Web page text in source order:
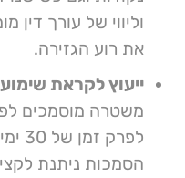
מהירות מופרזת–
לאכוף אותה ולכן
גבוהה יתר על
מקרים של ליקויים
המהירות, ולכן עורך
עונש חמור.
וליווי של עורך דין
את רוע הגזירה.
ייעוץ לקראת
משטרה מוסמכים
הסמכות ניתנת